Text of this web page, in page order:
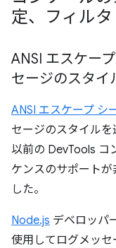
定、フィル
ANSI エスケー
セージのスタイ
ANSI エスケープ シ
セージのスタイルを
以前の DevTools コ
ケンスのサポート
した。
Node.js デベロッパ
使用してログメッ